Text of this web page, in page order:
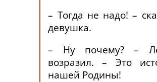
– Тогда не надо! –
девушка.
– Ну почему? –
возразил. – Это
нашей Родины!